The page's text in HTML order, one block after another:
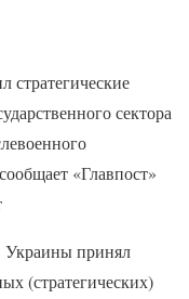
сектора
«Главпост»
Украины принял
(стратегических)